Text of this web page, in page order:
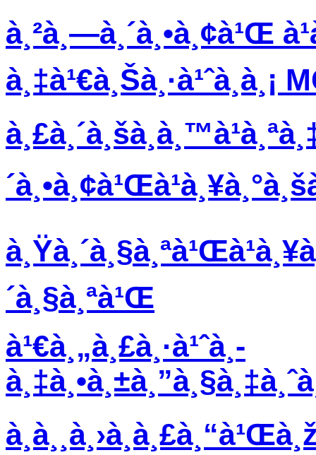
à¸²à¸—à¸´à¸•à¸¢à¹Œ
à¸‡à¹€à¸Šà¸·à¹ˆà¸­à¸¡
´à¸§à¸ªà¹Œ
à¹€à¸„à¸£à¸·à¹ˆà¸­